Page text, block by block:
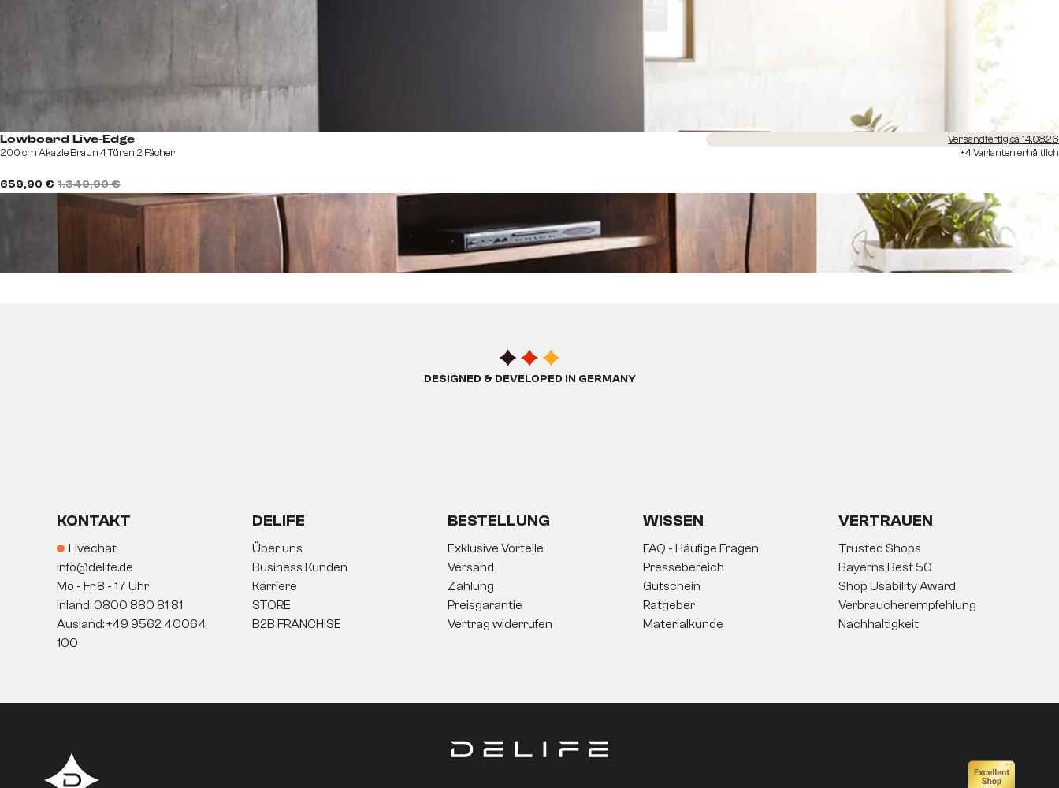
Lowboard Live-Edge
200 cm Akazie Braun 4 Türen 2 Fächer
659,90 € 1.349,90 €
Versandfertig ca. 14.08.26
+4 Varianten erhältlich
DESIGNED & DEVELOPED IN GERMANY
KONTAKT
Livechat
info@delife.de
Mo - Fr 8 - 17 Uhr
Inland: 0800 880 81 81
Ausland: +49 9562 40064
100
DELIFE
Über uns
Business Kunden
Karriere
STORE
B2B FRANCHISE
BESTELLUNG
Exklusive Vorteile
Versand
Zahlung
Preisgarantie
Vertrag widerrufen
WISSEN
FAQ - Häufige Fragen
Pressebereich
Gutschein
Ratgeber
Materialkunde
VERTRAUEN
Trusted Shops
Bayerns Best 50
Shop Usability Award
Verbraucherempfehlung
Nachhaltigkeit